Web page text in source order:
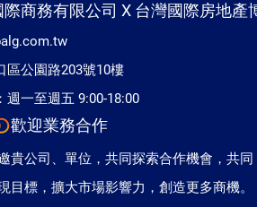
商務有限公司 X 台灣國際房地產
區公園路203號10樓
週一至週五 9:00-18:00
歡迎業務合作
貴公司、單位，共同探索合作機會，共同
目標，擴大市場影響力，創造更多商機。